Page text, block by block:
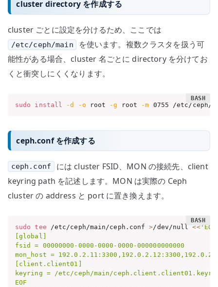
cluster directory を作成する
cluster ごとに設定を分けるため、ここでは
/etc/ceph/main
を使います。複数クラスタを扱う可
能性がある場合、cluster 名ごとに directory を分けてお
くと衝突しにくくなります。
sudo install -d -o root -g root -m 0755 /etc/ceph/
ceph.conf を作成する
ceph.conf
には cluster FSID、MON の接続先、client
keyring path を記述します。MON は実際の Ceph
cluster の address と port に置き換えます。
sudo tee /etc/ceph/main/ceph.conf >/dev/null <<
[global]
fsid = 00000000-0000-0000-0000-000000000000
mon_host =
[client.client01]
keyring = /etc/ceph/main/
EOF